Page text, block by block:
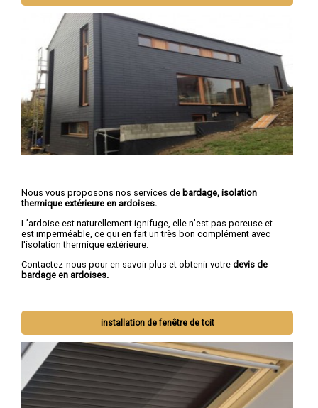
Nous vous proposons nos services de bardage, isolation
thermique extérieure en ardoises.
L’ardoise est naturellement ignifuge, elle n’est pas poreuse et
est imperméable, ce qui en fait un très bon complément avec
l'isolation thermique extérieure.
Contactez-nous pour en savoir plus et obtenir votre devis de
bardage en ardoises.
installation de fenêtre de toit